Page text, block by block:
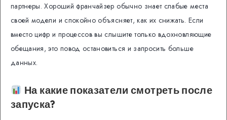
партнеры. Хороший франчайзер обычно знает слабые места
своей модели и спокойно объясняет, как их снижать. Если
вместо цифр и процессов вы слышите только вдохновляющие
обещания, это повод остановиться и запросить больше
данных.
На какие показатели смотреть после
запуска?